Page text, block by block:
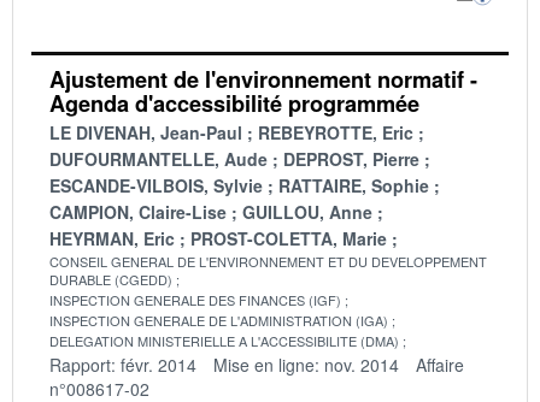
Ajustement de l'environnement normatif -
Agenda d'accessibilité programmée
LE DIVENAH, Jean-Paul
REBEYROTTE, Eric
DUFOURMANTELLE, Aude
DEPROST, Pierre
ESCANDE-VILBOIS, Sylvie
RATTAIRE, Sophie
CAMPION, Claire-Lise
GUILLOU, Anne
HEYRMAN, Eric
PROST-COLETTA, Marie
CONSEIL GENERAL DE L'ENVIRONNEMENT ET DU DEVELOPPEMENT
DURABLE (CGEDD)
INSPECTION GENERALE DES FINANCES (IGF)
INSPECTION GENERALE DE L'ADMINISTRATION (IGA)
DELEGATION MINISTERIELLE A L'ACCESSIBILITE (DMA)
Rapport: févr. 2014 Mise en ligne: nov. 2014
Affaire
n°008617-02